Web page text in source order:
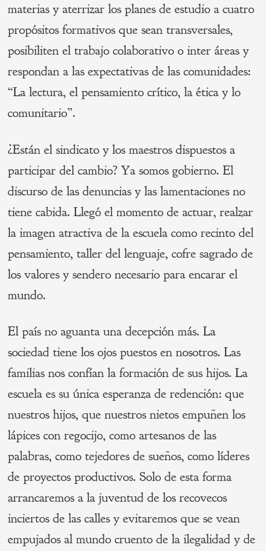
materias y aterrizar los planes de estudio a cuatro
propósitos formativos que sean transversales,
posibiliten el trabajo colaborativo o inter áreas y
respondan a las expectativas de las comunidades:
“La lectura, el pensamiento crítico, la ética y lo
comunitario”.
¿Están el sindicato y los maestros dispuestos a
participar del cambio? Ya somos gobierno. El
discurso de las denuncias y las lamentaciones no
tiene cabida. Llegó el momento de actuar, realzar
la imagen atractiva de la escuela como recinto del
pensamiento, taller del lenguaje, cofre sagrado de
los valores y sendero necesario para encarar el
mundo.
El país no aguanta una decepción más. La
sociedad tiene los ojos puestos en nosotros. Las
familias nos confían la formación de sus hijos. La
escuela es su única esperanza de redención: que
nuestros hijos, que nuestros nietos empuñen los
lápices con regocijo, como artesanos de las
palabras, como tejedores de sueños, como líderes
de proyectos productivos. Solo de esta forma
arrancaremos a la juventud de los recovecos
inciertos de las calles y evitaremos que se vean
empujados al mundo cruento de la ilegalidad y de